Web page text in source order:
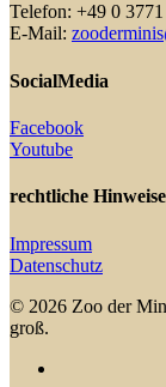
Telefon: +49 0
E-Mail:
SocialMedia
Facebook
Youtube
rechtliche Hinweise
Impressum
Datenschutz
© 2026 Zoo der
groß.